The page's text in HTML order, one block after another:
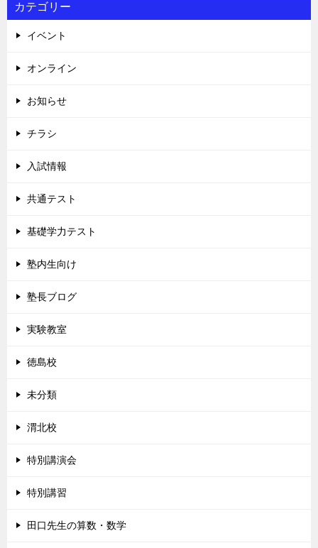
カテゴリー
イベント
オンライン
お知らせ
チラシ
入試情報
共通テスト
基礎学力テスト
塾内生向け
塾長ブログ
実験教室
徳島校
未分類
渭北校
特別講演会
特別講習
田口先生の算数・数学